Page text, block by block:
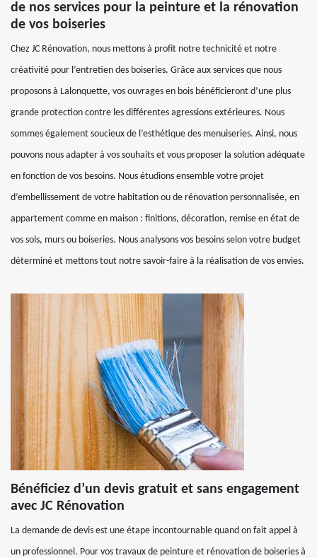
de nos services pour la peinture et la rénovation
de vos boiseries
Chez JC Rénovation, nous mettons à profit notre technicité et notre
créativité pour l’entretien des boiseries. Grâce aux services que nous
proposons à Lalonquette, vos ouvrages en bois bénéficieront d’une plus
grande protection contre les différentes agressions extérieures. Nous
sommes également soucieux de l’esthétique des menuiseries. Ainsi, nous
pouvons nous adapter à vos souhaits et vous proposer la solution adéquate
en fonction de vos besoins. Nous étudions ensemble votre projet
d’embellissement de votre habitation ou de rénovation personnalisée, en
appartement comme en maison : finitions, décoration, remise en état de
vos sols, murs ou boiseries. Nous analysons vos besoins selon votre budget
déterminé et mettons tout notre savoir-faire à la réalisation de vos envies.
Bénéficiez d’un devis gratuit et sans engagement
avec JC Rénovation
La demande de devis est une étape incontournable quand on fait appel à
un professionnel. Pour vos travaux de peinture et rénovation de boiseries à